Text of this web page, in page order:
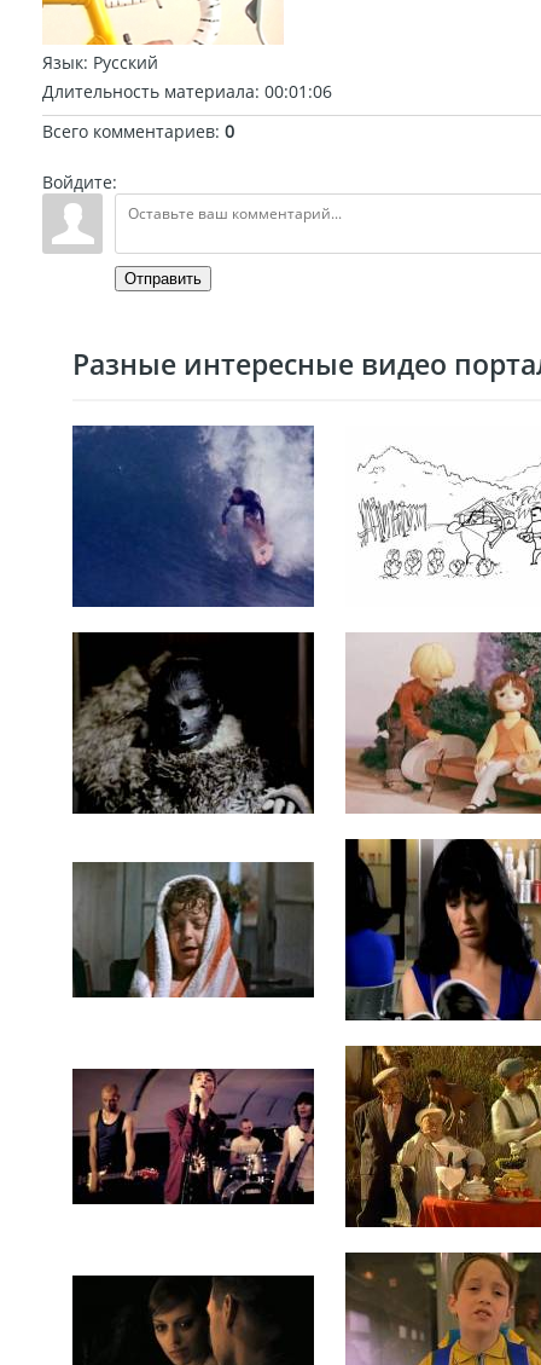
Язык: Русский
Длительность материала: 00:01:06
Всего комментариев: 0
Войдите:
Отправить
Разные интересные видео